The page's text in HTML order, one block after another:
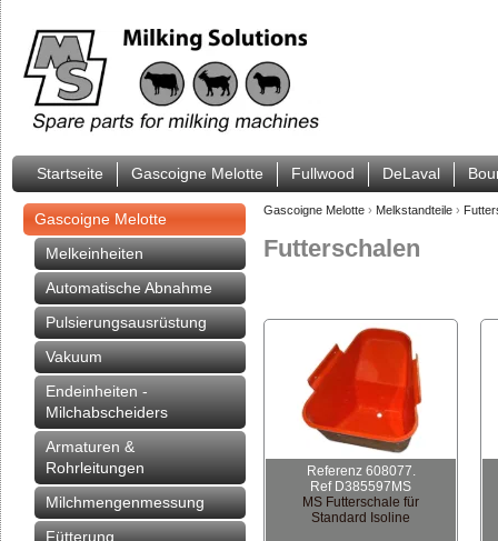
Startseite Gascoigne Melotte Fullwood DeLaval
Gascoigne Melotte
Melkeinheiten
Automatische Abnahme
Pulsierungsausrüstung
Vakuum
Endeinheiten -
Milchabscheiders
Armaturen &
Rohrleitungen
Milchmengenmessung
Fütterung
Gascoigne Melotte › Melkstandteile ›
Futterschalen
Referenz 608077.
Ref D385597MS
MS Futterschale für
Standard Isoline